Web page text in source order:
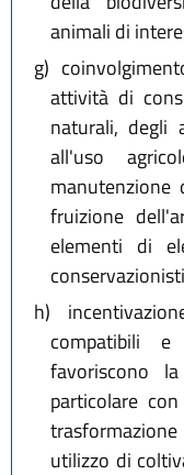
animali di
g)
attività di
naturali, degli
all'uso
fruizione
elementi di
h)
compatibili
favoriscono
particolare
utilizzo di